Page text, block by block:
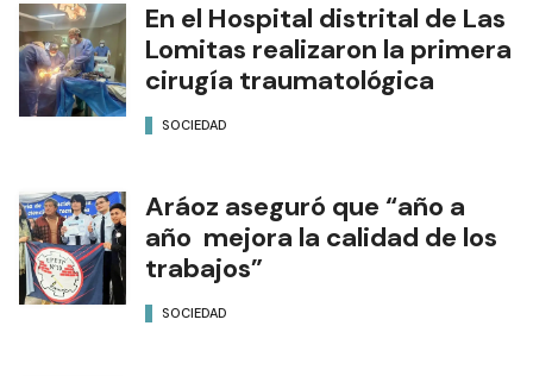
En el Hospital distrital de Las
Lomitas realizaron la primera
cirugía traumatológica
SOCIEDAD
Aráoz aseguró que “año a
año mejora la calidad de los
trabajos”
SOCIEDAD